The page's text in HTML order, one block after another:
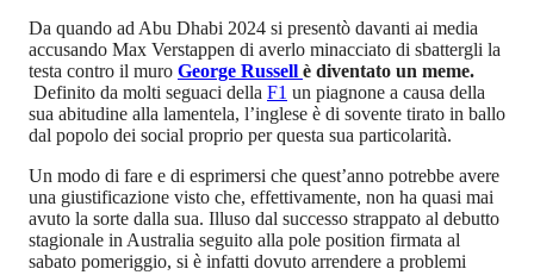
Da quando ad Abu Dhabi 2024 si presentò davanti ai media
accusando Max Verstappen di averlo minacciato di sbattergli la
testa contro il muro George Russell è diventato un meme.
Definito da molti seguaci della F1 un piagnone a causa della
sua abitudine alla lamentela, l’inglese è di sovente tirato in ballo
dal popolo dei social proprio per questa sua particolarità.
Un modo di fare e di esprimersi che quest’anno potrebbe avere
una giustificazione visto che, effettivamente, non ha quasi mai
avuto la sorte dalla sua. Illuso dal successo strappato al debutto
stagionale in Australia seguito alla pole position firmata al
sabato pomeriggio, si è infatti dovuto arrendere a problemi